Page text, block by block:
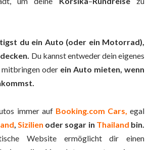
du ein Auto (oder ein Motorrad),
Du kannst entweder dein eigenes
oder ein Auto mieten, wenn
immer auf Booking.com Cars, egal
Sizilien oder sogar in Thailand bin.
Website ermöglicht dir einen